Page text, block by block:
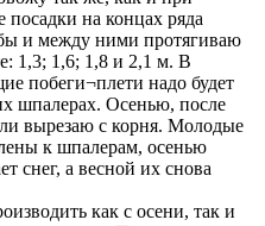
на концах ряда
и между ними протягиваю
1,3; 1,6; 1,8 и 2,1 м. В
побеги¬плети надо будет
шпалерах. Осенью, после
вырезаю с корня. Молодые
к шпалерам, осенью
снег, а весной их снова
как с осени, так и